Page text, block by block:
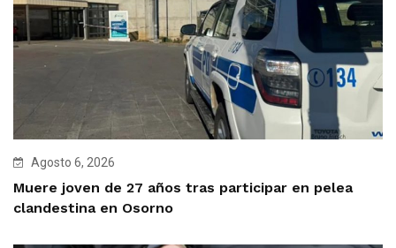
Agosto 6, 2026
Muere joven de 27 años tras participar en pelea
clandestina en Osorno